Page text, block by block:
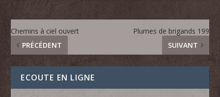
Chemins à ciel ouvert
PRÉCÉDENT
Plumes de brigands 199
SUIVANT
ECOUTE EN LIGNE